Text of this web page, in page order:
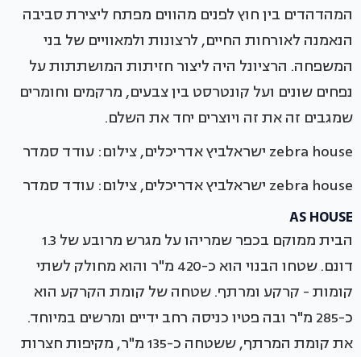
המהדהדים בין חוץ לפנים מהווים מפתח ליצירת סביבה
הנאמנה לאורחות החיים, לרצונות ולמאוויים של בני
המשפחה. הרציונל היה ליצור חזיתות המושתתות על
נפחים שונים ועל קונטרסט בין צבעים, מרקמים וחומרים
שמגבים זה את זה ויוצרים יחד את השלם.
zebra house ישראלביץ אדריכלים, צילום: עודד סמדר
zebra house ישראלביץ אדריכלים, צילום: עודד סמדר
AS HOUSE
הבית ממוקם בכפר שמריהו על מגרש מרובע של 1.3
דונם. שטחו הבנוי הוא כ-420 מ"ר והוא מחולק לשתי
קומות - קרקע ומרתף. שטחה של קומת הקרקע הוא
כ-285 מ"ר ובה פטיו כניסה רחב ידיים ומרשים במיוחד.
את קומת המרתף, ששטחה כ-135 מ"ר, מקיפות חצרות